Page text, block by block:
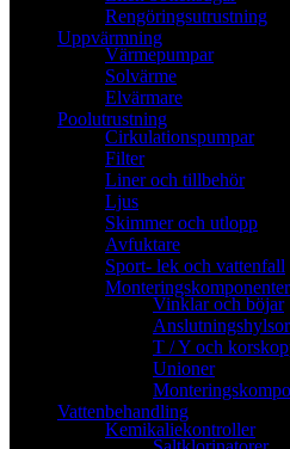
Rengöringsutrustning
Uppvärmning
Värmepumpar
Solvärme
Elvärmare
Poolutrustning
Cirkulationspumpar
Filter
Liner och tillbehör
Ljus
Skimmer och utlopp
Avfuktare
Sport- lek och vattenfall
Monteringskomponenter
Vinklar och böjar
Anslutningshylsor
T / Y och
Unioner
Vattenbehandling
Kemikaliekontroller